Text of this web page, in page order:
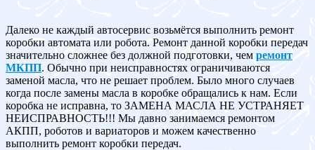
Далеко не каждый автосервис возьмётся выполнить ремонт
коробки автомата или робота. Ремонт данной коробки передач
значительно сложнее без должной подготовки, чем ремонт
МКПП. Обычно при неисправностях ограничиваются
заменой масла, что не решает проблем. Было много случаев
когда после замены масла в коробке обращались к нам. Если
коробка не исправна, то ЗАМЕНА МАСЛА НЕ УСТРАНЯЕТ
НЕИСПРАВНОСТЬ!!! Мы давно занимаемся ремонтом
АКПП, роботов и вариаторов и можем качественно
выполнить ремонт коробки передач.